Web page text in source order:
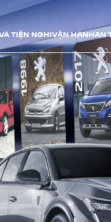
TIỆN NGHI VẬN HÀNH AN